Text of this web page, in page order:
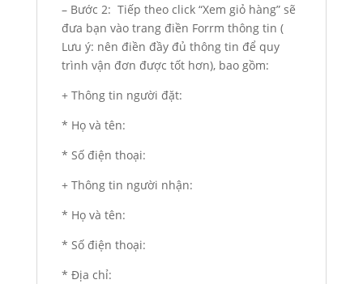
– Bước 2: Tiếp theo click “Xem giỏ hàng” sẽ
đưa bạn vào trang điền Forrm thông tin (
Lưu ý: nên điền đầy đủ thông tin để quy
trình vận đơn được tốt hơn), bao gồm:
+ Thông tin người đặt:
* Họ và tên:
* Số điện thoại:
+ Thông tin người nhận:
* Họ và tên:
* Số điện thoại:
* Địa chỉ: